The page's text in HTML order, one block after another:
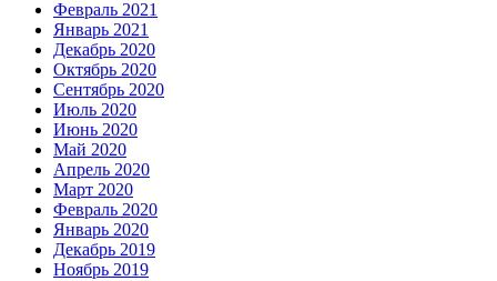
Февраль 2021
Январь 2021
Декабрь 2020
Октябрь 2020
Сентябрь 2020
Июль 2020
Июнь 2020
Май 2020
Апрель 2020
Март 2020
Февраль 2020
Январь 2020
Декабрь 2019
Ноябрь 2019